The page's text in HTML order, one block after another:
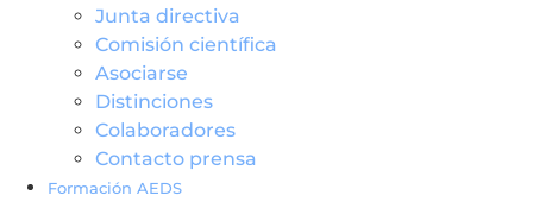
Junta directiva
Comisión científica
Asociarse
Distinciones
Colaboradores
Contacto prensa
Formación AEDS